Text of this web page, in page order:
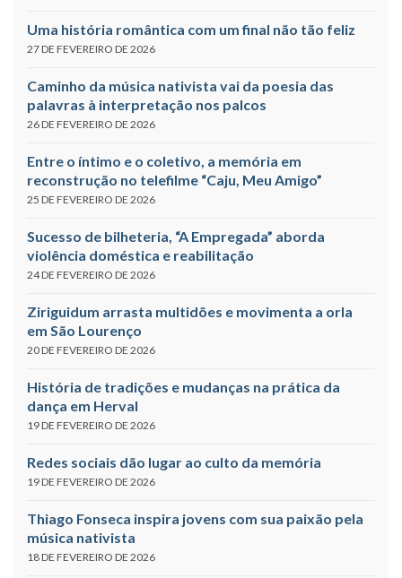
Uma história romântica com um final não tão feliz
27 DE FEVEREIRO DE 2026
Caminho da música nativista vai da poesia das
palavras à interpretação nos palcos
26 DE FEVEREIRO DE 2026
Entre o íntimo e o coletivo, a memória em
reconstrução no telefilme “Caju, Meu Amigo”
25 DE FEVEREIRO DE 2026
Sucesso de bilheteria, “A Empregada” aborda
violência doméstica e reabilitação
24 DE FEVEREIRO DE 2026
Ziriguidum arrasta multidões e movimenta a orla
em São Lourenço
20 DE FEVEREIRO DE 2026
História de tradições e mudanças na prática da
dança em Herval
19 DE FEVEREIRO DE 2026
Redes sociais dão lugar ao culto da memória
19 DE FEVEREIRO DE 2026
Thiago Fonseca inspira jovens com sua paixão pela
música nativista
18 DE FEVEREIRO DE 2026